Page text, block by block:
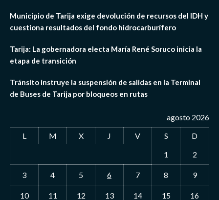
Municipio de Tarija exige devolución de recursos del IDH y
cuestiona resultados del fondo hidrocarburífero
Tarija: La gobernadora electa María René Soruco inicia la
etapa de transición
Tránsito instruye la suspensión de salidas en la Terminal
de Buses de Tarija por bloqueos en rutas
agosto 2026
L
M X J V S
D
1
2
3 4 5 6 7 8 9
10 11 12 13 14 15 16